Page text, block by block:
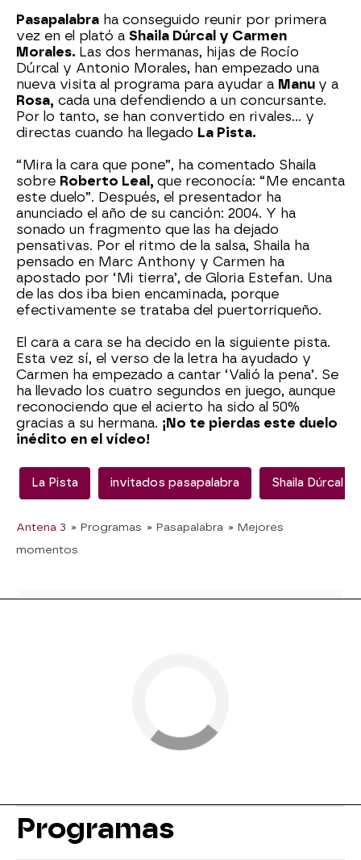
Pasapalabra ha conseguido reunir por primera
vez en el plató a Shaila Dúrcal y Carmen
Morales. Las dos hermanas, hijas de Rocío
Dúrcal y Antonio Morales, han empezado una
nueva visita al programa para ayudar a Manu y a
Rosa, cada una defendiendo a un concursante.
Por lo tanto, se han convertido en rivales… y
directas cuando ha llegado La Pista.
“Mira la cara que pone”, ha comentado Shaila
sobre Roberto Leal, que reconocía: “Me encanta
este duelo”. Después, el presentador ha
anunciado el año de su canción: 2004. Y ha
sonado un fragmento que las ha dejado
pensativas. Por el ritmo de la salsa, Shaila ha
pensado en Marc Anthony y Carmen ha
apostado por ‘Mi tierra’, de Gloria Estefan. Una
de las dos iba bien encaminada, porque
efectivamente se trataba del puertorriqueño.
El cara a cara se ha decido en la siguiente pista.
Esta vez sí, el verso de la letra ha ayudado y
Carmen ha empezado a cantar ‘Valió la pena’. Se
ha llevado los cuatro segundos en juego, aunque
reconociendo que el acierto ha sido al 50%
gracias a su hermana. ¡No te pierdas este duelo
inédito en el vídeo!
La Pista invitados pasapalabra Shaila Dúrcal
Antena 3 » Programas » Pasapalabra » Mejores
momentos
Programas